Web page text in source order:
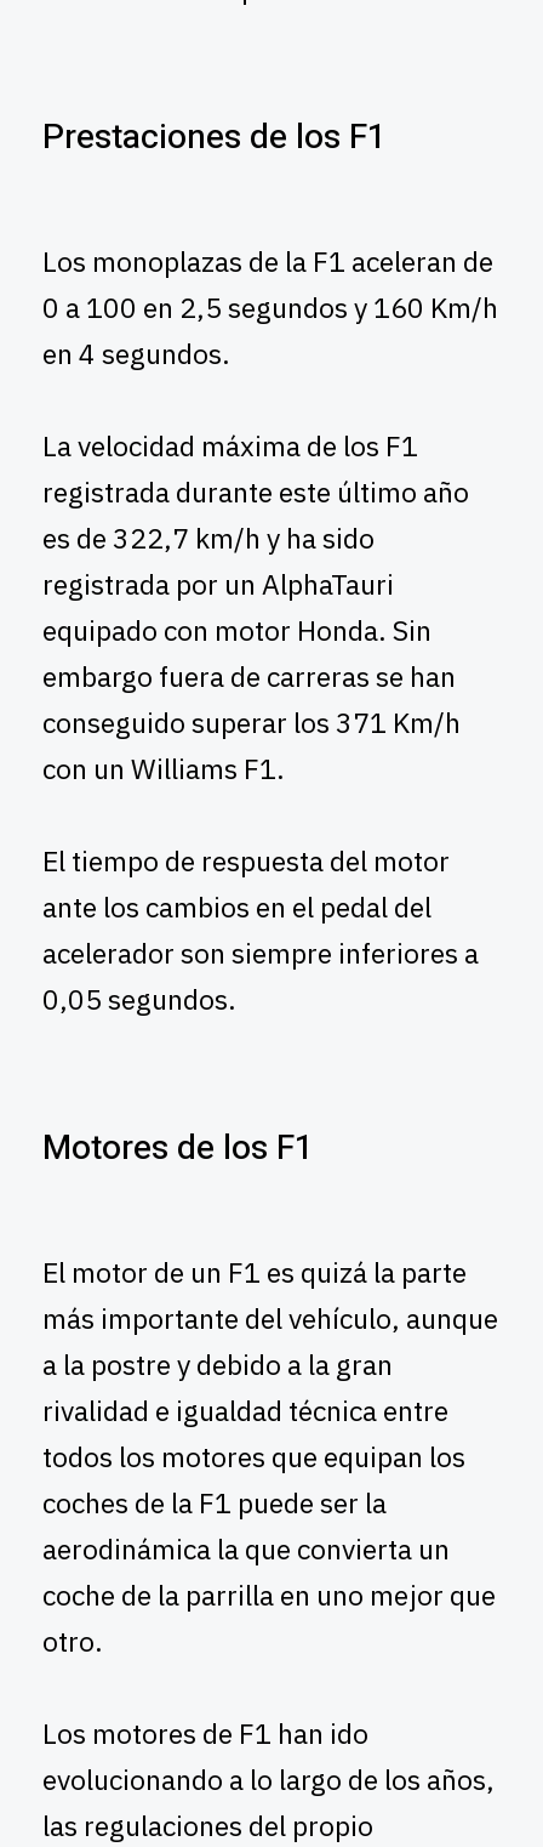
Prestaciones de los F1
Los monoplazas de la F1 aceleran de
0 a 100 en 2,5 segundos y 160 Km/h
en 4 segundos.
La velocidad máxima de los F1
registrada durante este último año
es de 322,7 km/h y ha sido
registrada por un AlphaTauri
equipado con motor Honda. Sin
embargo fuera de carreras se han
conseguido superar los 371 Km/h
con un Williams F1.
El tiempo de respuesta del motor
ante los cambios en el pedal del
acelerador son siempre inferiores a
0,05 segundos.
Motores de los F1
El motor de un F1 es quizá la parte
más importante del vehículo, aunque
a la postre y debido a la gran
rivalidad e igualdad técnica entre
todos los motores que equipan los
coches de la F1 puede ser la
aerodinámica la que convierta un
coche de la parrilla en uno mejor que
otro.
Los motores de F1 han ido
evolucionando a lo largo de los años,
las regulaciones del propio